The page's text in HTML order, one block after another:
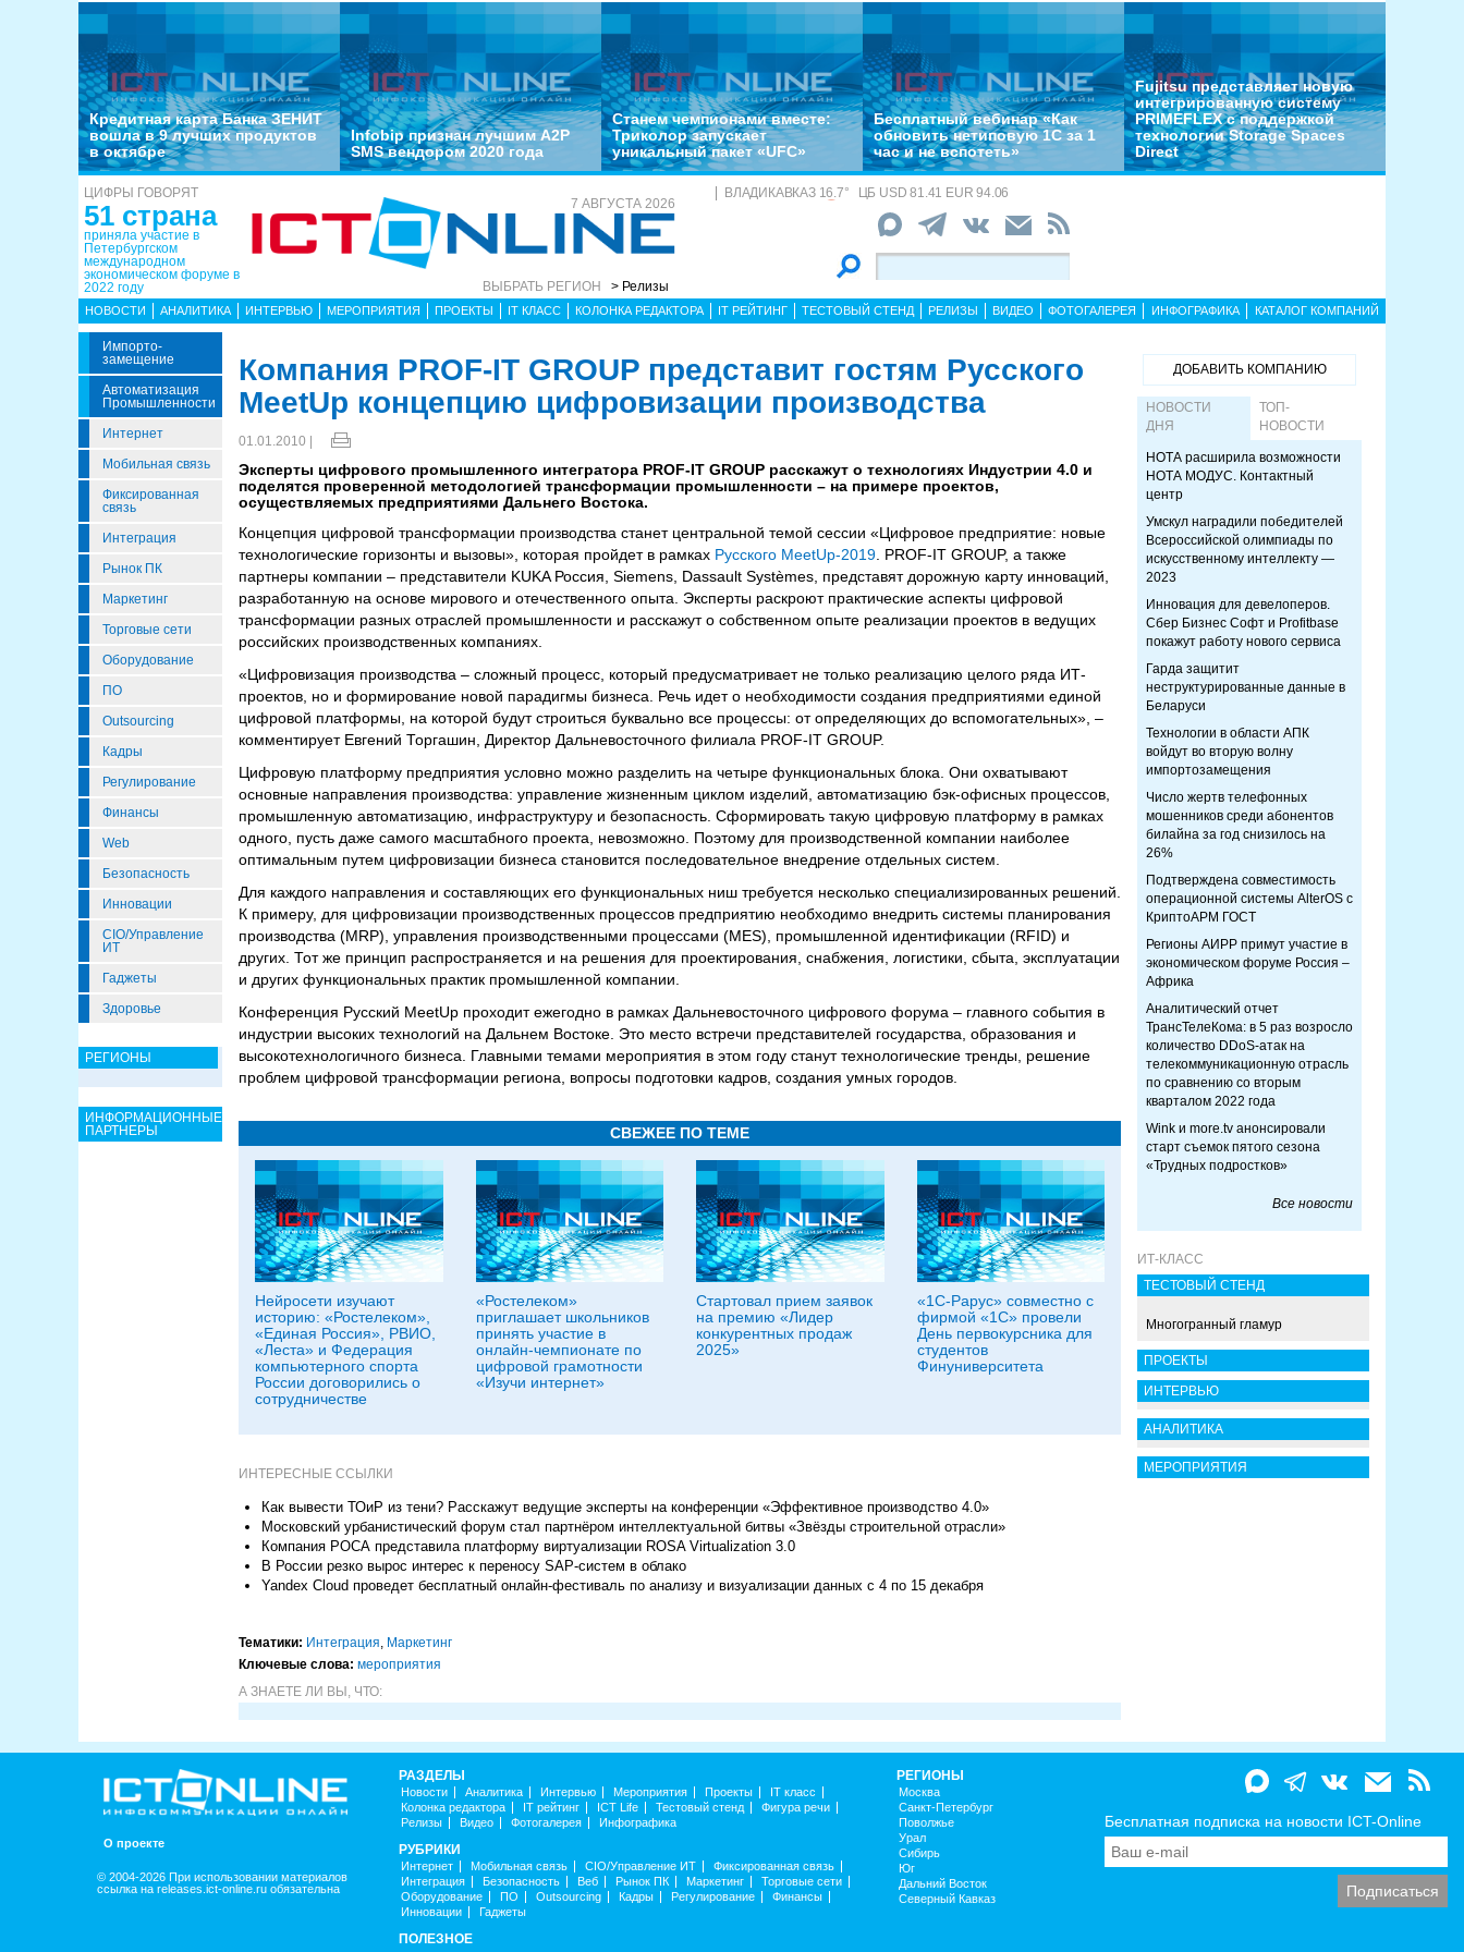
Кредитная карта Банка ЗЕНИТ
вошла в 9 лучших продуктов
в октябре
Infobip признан лучшим A2P
SMS вендором 2020 года
Станем чемпионами вместе:
Триколор запускает
уникальный пакет «UFC»
Бесплатный вебинар «Как
обновить нетиповую 1С за 1
час и не вспотеть»
Fujitsu представляет новую
интегрированную систему
PRIMEFLEX с поддержкой
технологии Storage Spaces
Direct
ЦИФРЫ ГОВОРЯТ
51 страна
приняла участие в
Петербургском
международном
экономическом форуме в
2022 году
7 АВГУСТА 2026
ВЫБРАТЬ РЕГИОН > Релизы
ВЛАДИКАВКАЗ 16.7° ЦБ USD 81.41 EUR 94.06
НОВОСТИ АНАЛИТИКА ИНТЕРВЬЮ МЕРОПРИЯТИЯ ПРОЕКТЫ IT КЛАСС КОЛОНКА РЕДАКТОРА IT РЕЙТИНГ ТЕСТОВЫЙ СТЕНД РЕЛИЗЫ ВИДЕО ФОТОГАЛЕРЕЯ ИНФОГРАФИКА КАТАЛОГ КОМПАНИЙ
Импорто­
Замещение
Автоматизация
Промышленности
Интернет
Мобильная связь
Фиксированная
связь
Интеграция
Рынок ПК
Маркетинг
Торговые сети
Оборудование
ПО
Outsourcing
Кадры
Регулирование
Финансы
Web
Безопасность
Инновации
CIO/Управление
ИТ
Гаджеты
Здоровье
РЕГИОНЫ
ИНФОРМАЦИОННЫЕ
ПАРТНЕРЫ
Компания PROF-IT GROUP представит гостям Русского
MeetUp концепцию цифровизации производства
01.01.2010 |
Эксперты цифрового промышленного интегратора PROF-IT GROUP расскажут о технологиях Индустрии 4.0 и
поделятся проверенной методологией трансформации промышленности – на примере проектов,
осуществляемых предприятиями Дальнего Востока.
Концепция цифровой трансформации производства станет центральной темой сессии «Цифровое предприятие: новые
технологические горизонты и вызовы», которая пройдет в рамках Русского MeetUp-2019 . PROF-IT GROUP, а также
партнеры компании – представители KUKA Россия, Siemens, Dassault Systèmes, представят дорожную карту инноваций,
разработанную на основе мирового и отечественного опыта. Эксперты раскроют практические аспекты цифровой
трансформации разных отраслей промышленности и расскажут о собственном опыте реализации проектов в ведущих
российских производственных компаниях.
«Цифровизация производства – сложный процесс, который предусматривает не только реализацию целого ряда ИТ-
проектов, но и формирование новой парадигмы бизнеса. Речь идет о необходимости создания предприятиями единой
цифровой платформы, на которой будут строиться буквально все процессы: от определяющих до вспомогательных», –
комментирует Евгений Торгашин, Директор Дальневосточного филиала PROF-IT GROUP.
Цифровую платформу предприятия условно можно разделить на четыре функциональных блока. Они охватывают
основные направления производства: управление жизненным циклом изделий, автоматизацию бэк-офисных процессов,
промышленную автоматизацию, инфраструктуру и безопасность. Сформировать такую цифровую платформу в рамках
одного, пусть даже самого масштабного проекта, невозможно. Поэтому для производственной компании наиболее
оптимальным путем цифровизации бизнеса становится последовательное внедрение отдельных систем.
Для каждого направления и составляющих его функциональных ниш требуется несколько специализированных решений.
К примеру, для цифровизации производственных процессов предприятию необходимо внедрить системы планирования
производства (MRP), управления производственными процессами (MES), промышленной идентификации (RFID) и
других. Тот же принцип распространяется и на решения для проектирования, снабжения, логистики, сбыта, эксплуатации
и других функциональных практик промышленной компании.
Конференция Русский MeetUp проходит ежегодно в рамках Дальневосточного цифрового форума – главного события в
индустрии высоких технологий на Дальнем Востоке. Это место встречи представителей государства, образования и
высокотехнологичного бизнеса. Главными темами мероприятия в этом году станут технологические тренды, решение
проблем цифровой трансформации региона, вопросы подготовки кадров, создания умных городов.
СВЕЖЕЕ ПО ТЕМЕ
Нейросети изучают
историю: «Ростелеком»,
«Единая Россия», РВИО,
«Леста» и Федерация
компьютерного спорта
России договорились о
сотрудничестве
«Ростелеком»
приглашает школьников
принять участие в
онлайн-чемпионате по
цифровой грамотности
«Изучи интернет»
Стартовал прием заявок
на премию «Лидер
конкурентных продаж
2025»
«1С-Рарус» совместно с
фирмой «1С» провели
День первокурсника для
студентов
Финуниверситета
ИНТЕРЕСНЫЕ ССЫЛКИ
Как вывести ТОиР из тени? Расскажут ведущие эксперты на конференции «Эффективное производство 4.0»
Московский урбанистический форум стал партнёром интеллектуальной битвы «Звёзды строительной отрасли»
Компания РОСА представила платформу виртуализации ROSA Virtualization 3.0
В России резко вырос интерес к переносу SAP-систем в облако
Yandex Cloud проведет бесплатный онлайн-фестиваль по анализу и визуализации данных с 4 по 15 декабря
Тематики: Интеграция, Маркетинг
Ключевые слова: мероприятия
А ЗНАЕТЕ ЛИ ВЫ, ЧТО:
ДОБАВИТЬ КОМПАНИЮ
НОВОСТИ
ДНЯ
ТОП-
НОВОСТИ
НОТА расширила возможности
НОТА МОДУС. Контактный
центр
Умскул наградили победителей
Всероссийской олимпиады по
искусственному интеллекту —
2023
Инновация для девелоперов.
Сбер Бизнес Софт и Profitbase
покажут работу нового сервиса
Гарда защитит
неструктурированные данные в
Беларуси
Технологии в области АПК
войдут во вторую волну
импортозамещения
Число жертв телефонных
мошенников среди абонентов
билайна за год снизилось на
26%
Подтверждена совместимость
операционной системы AlterOS с
КриптоАРМ ГОСТ
Регионы АИРР примут участие в
экономическом форуме Россия –
Африка
Аналитический отчет
ТрансТелеКома: в 5 раз возросло
количество DDoS-атак на
телекоммуникационную отрасль
по сравнению со вторым
кварталом 2022 года
Wink и more.tv анонсировали
старт съемок пятого сезона
«Трудных подростков»
Все новости
ИТ-КЛАСС
ТЕСТОВЫЙ СТЕНД
Многогранный гламур
ПРОЕКТЫ
ИНТЕРВЬЮ
АНАЛИТИКА
МЕРОПРИЯТИЯ
О проекте
© 2004-2026 При использовании материалов
ссылка на releases.ict-online.ru обязательна
РАЗДЕЛЫ
Новости Аналитика Интервью Мероприятия Проекты
IT класс
Колонка редактора
IT рейтинг ICT Life Тестовый стенд
Фигура речи
Релизы
Видео Фотогалерея Инфографика
РУБРИКИ
Интернет Мобильная связь CIO/Управление ИТ
Фиксированная связь
Интеграция
Безопасность Веб Рынок ПК Маркетинг
Торговые сети
Оборудование
ПО Outsourcing Кадры Регулирование
Финансы
Инновации
Гаджеты
ПОЛЕЗНОЕ
РЕГИОНЫ
Москва
Санкт-Петербург
Поволжье
Урал
Сибирь
Юг
Дальний Восток
Северный Кавказ
Бесплатная подписка на новости ICT-Online